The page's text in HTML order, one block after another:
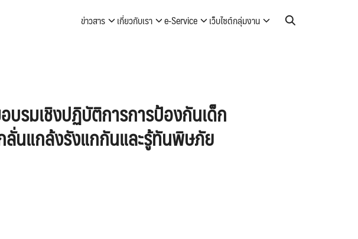
ข่าวสาร เกี่ยวกับเรา e-Service
เว็บไซต์กลุ่มงาน
บรมเชิงปฏิบัติการการป้องกันเด็ก
ลั่นแกล้งรังแกกันและรู้ทันพิษภัย